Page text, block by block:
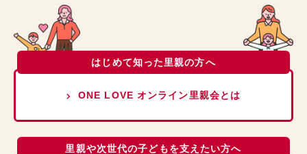
はじめて知った里親の方へ
ONE LOVE オンライン里親会とは
里親や次世代の子どもを支えたい方へ